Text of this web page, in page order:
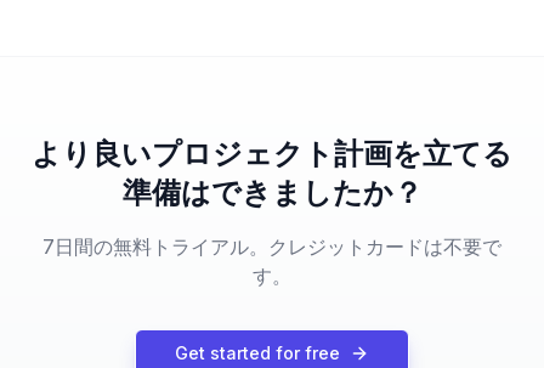
より良いプロジェクト計画を立てる
準備はできましたか？
7日間の無料トライアル。クレジットカードは不要で
す。
Get started for free